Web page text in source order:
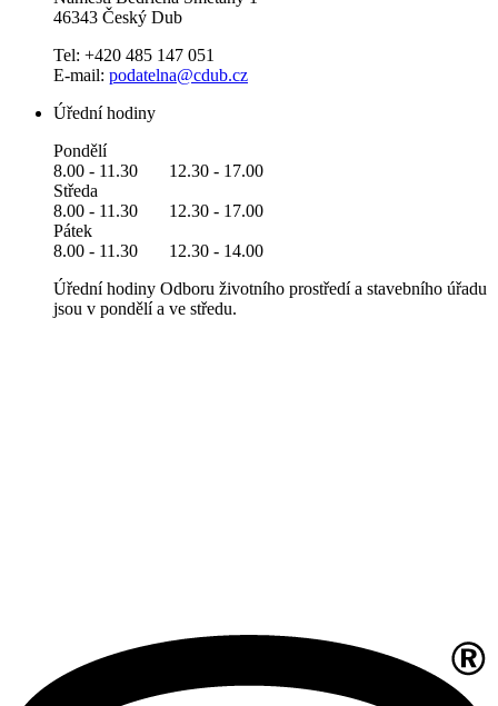
46343 Český Dub
Tel: +420 485 147 051
E-mail: podatelna@cdub.cz
Úřední hodiny
Pondělí
8.00 - 11.30 12.30 - 17.00
Středa
8.00 - 11.30 12.30 - 17.00
Pátek
8.00 - 11.30 12.30 - 14.00
Úřední hodiny Odboru životního prostředí a stavebního úřadu
jsou v pondělí a ve středu.